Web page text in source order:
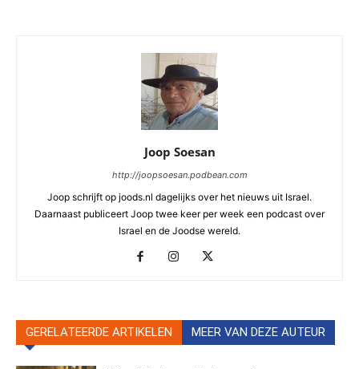
Joop Soesan
http://joopsoesan.podbean.com
Joop schrijft op joods.nl dagelijks over het nieuws uit Israel.
Daarnaast publiceert Joop twee keer per week een podcast over
Israel en de Joodse wereld.
GERELATEERDE ARTIKELEN MEER VAN DEZE AUTEUR